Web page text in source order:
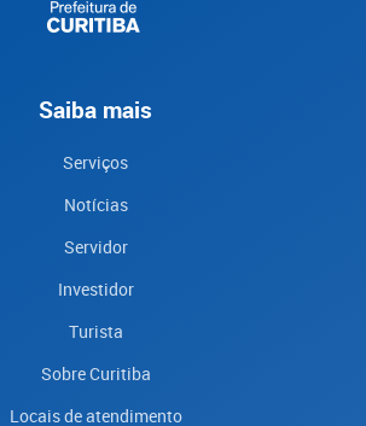
Saiba mais
Serviços
Notícias
Servidor
Investidor
Turista
Sobre Curitiba
Locais de atendimento